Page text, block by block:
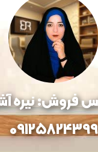
فروش: نیره
09125824399